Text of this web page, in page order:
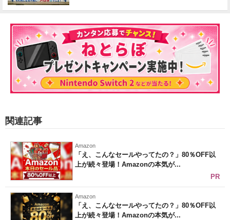
関連記事
Amazon
「え、こんなセールやってたの？」80％OFF以
上が続々登場！Amazonの本気が...
PR
Amazon
「え、こんなセールやってたの？」80％OFF以
上が続々登場！Amazonの本気が...